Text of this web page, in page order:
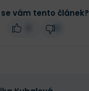
se vám tento článek?